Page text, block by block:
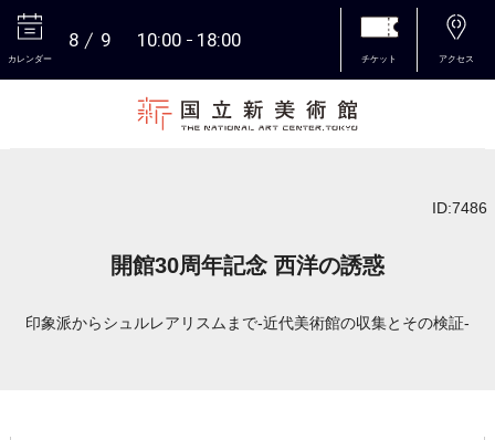
カレンダー
8 9 10:00 18:00
チケット アクセス
ID:7486
開館30周年記念 西洋の誘惑
印象派からシュルレアリスムまで-近代美術館の収集とその検証-